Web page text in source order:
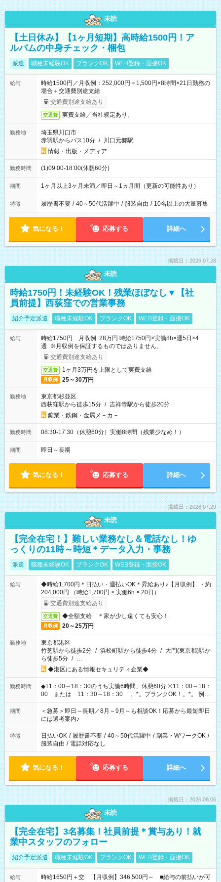
未読
【土日休み】【1ヶ月短期】高時給1500円！ア
ルバムの中身チェック・梱包
派遣 職種未経験OK ブランクOK WEB登録・面接OK
給与
時給1500円／月収例：252,000円＝1,500円×8時間×21日勤務の
場合＋交通費別途支給
交通費別途支給あり
交通費 実費支給／当社規定あり。
勤務地
埼玉県川口市
赤羽駅からバス10分 / 川口元郷駅
情報・出版・メディア
勤務時間 (1)09:00-18:00(休憩60分)
期間 1ヶ月以上3ヶ月未満／即日～1ヵ月間（更新の可能性あり）
特徴 履歴書不要 / 40～50代活躍中 / 服装自由 / 10名以上の大量募集
気になる！ 応募する 詳細へ
掲載日：2026.07.28
未読
時給1750円！未経験OK！残業ほぼなし▼【社
員前提】西荻窪での営業事務
紹介予定派遣 職種未経験OK ブランクOK WEB登録・面接OK
給与
時給1750円 月収例 28万円 時給1750円×実働8h×週5日×4
週 ※月収例を保証するものではありません。
交通費別途支給あり
交通費 1ヶ月3万円を上限として実費支給
月収例 25～30万円
勤務地
東京都杉並区
西荻窪駅から徒歩15分 / 吉祥寺駅から徒歩20分
鉱業・鉄鋼・金属メ－カ－
勤務時間 08:30-17:30（休憩60分）実働8時間（残業少なめ！）
期間 即日～長期
気になる！ 応募する 詳細へ
掲載日：2026.07.29
未読
【完全在宅！】難しい業務なし＆電話なし！ゆ
っくりの11時～時短＊データ入力・事務
派遣 職種未経験OK ブランクOK WEB登録・面接OK
給与
◆時給1,700円＊日払い・週払いOK＊昇給あり♪【月収例】 ・約
204,000円 （時給1,700円 × 実働6h × 20日）
交通費別途支給あり
交通費 ◆全額支給 ＊家が少し遠くても安心！
月収例 20～25万円
勤務地
東京都港区
竹芝駅から徒歩2分 / 浜松町駅から徒歩4分 / 大門(東京都)駅か
ら徒歩5分 / …
◆港区にある情報セキュリティ企業◆
勤務時間
◆11：00～18：30のうち実働6時間、休憩60分 ※11：00～18：
00 または 11：30～18：30 。*。ブランクOK！。*。 例え
ば前職が、 在宅/財団法人/事務/コールセンター/受付/販売/カフェ
スタッフ スイーツ販売/ホテルフロント/化粧品販売/など 様々な
業界から入社して活躍されています♪
期間
＜急募＞即日～長期／8月～9月～も相談OK！応募から最短即日
には選考案内♪
特徴 日払いOK / 履歴書不要 / 40～50代活躍中 / 副業・WワークOK /
服装自由 / 電話対応なし
気になる！ 応募する 詳細へ
掲載日：2026.08.06
未読
【完全在宅】3名募集！社員前提＊賞与あり！就
業中スタッフのフォロー
紹介予定派遣 職種未経験OK ブランクOK WEB登録・面接OK
給与
時給1650円＋交 【月収例】346,500円～ ■給与の前払いが可